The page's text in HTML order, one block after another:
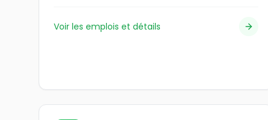
Voir les emplois et détails